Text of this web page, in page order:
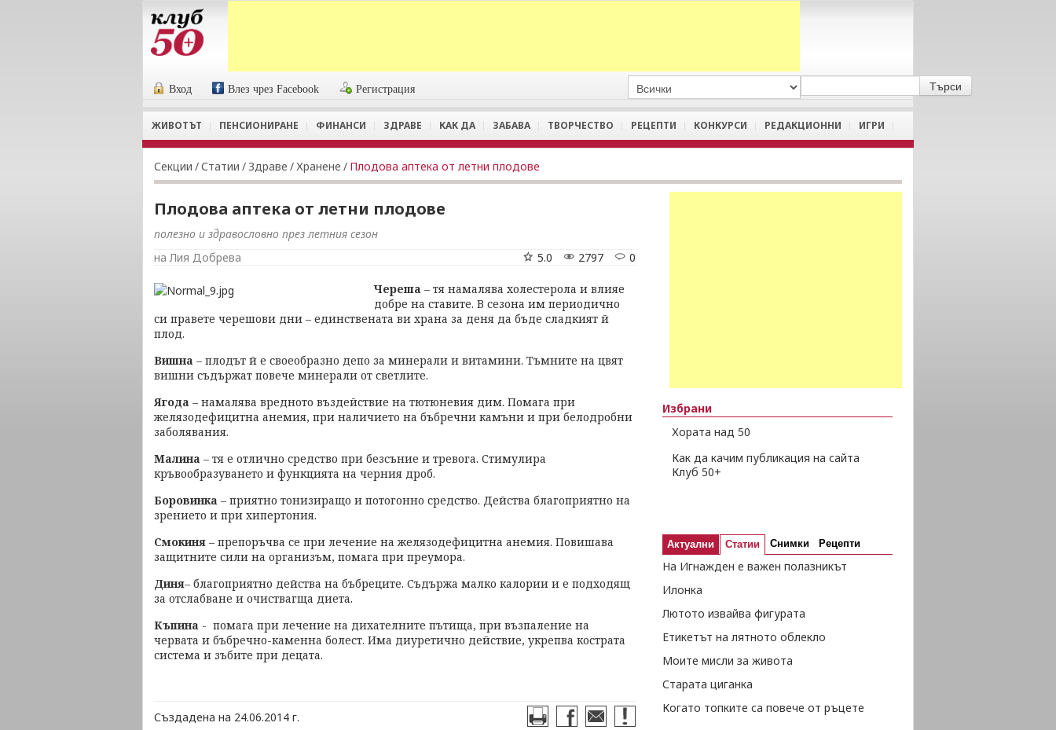
Вход Влез чрез Facebook Регистрация
ЖИВОТЪТ ПЕНСИОНИРАНЕ ФИНАНСИ ЗДРАВЕ КАК ДА ЗАБАВА ТВОРЧЕСТВО РЕЦЕПТИ КОНКУРСИ РЕДАКЦИОННИ ИГРИ
Секции /Статии / Здраве /Хранене / Плодова аптека от летни плодове
Плодова аптека от летни плодове
полезно и здравословно през летния сезон
на Лия Добрева
0
2797
5.0
Череша – тя намалява холестерола и влияе
добре на ставите. В сезона им периодично
си правете черешови дни – единствената ви храна за деня да бъде сладкият й
плод.
Вишна – плодът й е своеобразно депо за минерали и витамини. Тъмните на цвят
вишни съдържат повече минерали от светлите.
Ягода – намалява вредното въздействие на тютюневия дим. Помага при
желязодефицитна анемия, при наличието на бъбречни камъни и при белодробни
заболявания.
Малина – тя е отлично средство при безсъние и тревога. Стимулира
кръвообразуването и функцията на черния дроб.
Боровинка – приятно тонизиращо и потогонно средство. Действа благоприятно на
зрението и при хипертония.
Смокиня – препоръчва се при лечение на желязодефицитна анемия. Повишава
защитните сили на организъм, помага при преумора.
Диня– благоприятно действа на бъбреците. Съдържа малко калории и е подходящ
за отслабване и очиствагща диета.
Къпина - помага при лечение на дихателните пътища, при възпаление на
червата и бъбречно-каменна болест. Има диуретично действие, укрепва кострата
система и зъбите при децата.
Създадена на 24.06.2014 г.
Избрани
Хората над 50
Как да качим публикация на сайта
Клуб 50+
Актуални Статии Снимки Рецепти
На Игнажден е важен полазникът
Илонка
Лютото извайва фигурата
Етикетът на лятното облекло
Моите мисли за живота
Старата циганка
Когато топките са повече от ръцете